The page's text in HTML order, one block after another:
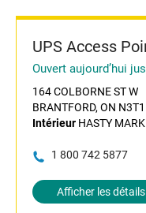
UPS Access
Ouvert aujourd’hui
164 COLBORNE ST W
BRANTFORD, ON
Intérieur HASTY
1 800 742 5877
Afficher les détails